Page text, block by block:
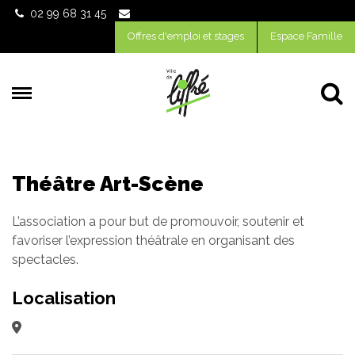
Gestion des traceurs
02 99 68 31 45
Offres d'emploi et stages Espace Famille
Théâtre Art-Scène
L’association a pour but de promouvoir, soutenir et
favoriser l’expression théâtrale en organisant des
spectacles.
Localisation